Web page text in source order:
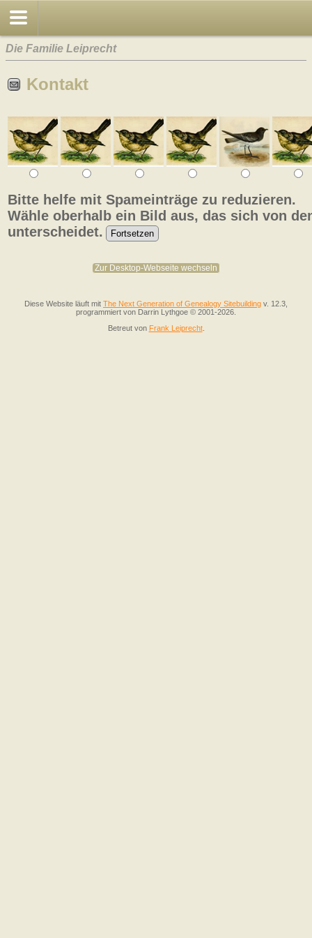
Die Familie Leiprecht
Kontakt
Bitte helfe mit Spameinträge zu reduzieren.
Wähle oberhalb ein Bild aus, das sich von
unterscheidet.
Zur Desktop-Webseite wechseln
Diese Website läuft mit The Next Generation of Genealogy Sitebuilding v. 12.3,
programmiert von Darrin Lythgoe © 2001-2026.
Betreut von Frank Leiprecht.